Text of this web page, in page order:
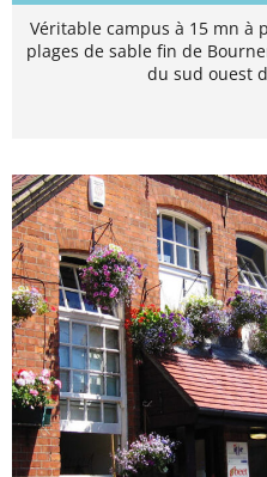
Véritable campus à 15 mn à
plages de sable fin de
du sud ouest